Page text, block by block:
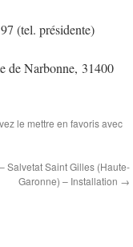
(tel. présidente)
de Narbonne, 31400
le mettre en favoris avec
Salvetat Saint Gilles (Haute-
Garonne) – Installation →